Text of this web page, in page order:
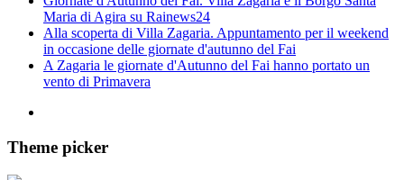
Maria di Agira su Rainews24
Alla scoperta di Villa Zagaria. Appuntamento per il weekend
in occasione delle giornate d'autunno del Fai
A Zagaria le giornate d'Autunno del Fai hanno portato un
vento di Primavera
Theme picker